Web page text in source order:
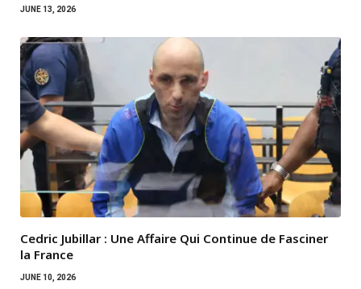
JUNE 13, 2026
Cedric Jubillar : Une Affaire Qui Continue de Fasciner
la France
JUNE 10, 2026